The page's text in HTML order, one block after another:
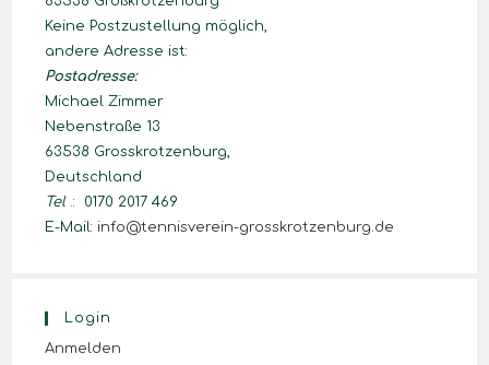
Keine Postzustellung möglich,
andere Adresse ist:
Postadresse:
Michael Zimmer
Nebenstraße 13
63538 Grosskrotzenburg,
Deutschland
Tel .: 0170 2017 469
E-Mail: info@tennisverein-grosskrotzenburg.de
Login
Anmelden